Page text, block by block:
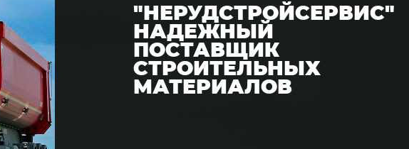
"НЕРУДСТРОЙСЕРВИС"
НАДЕЖНЫЙ
ПОСТАВЩИК
СТРОИТЕЛЬНЫХ
МАТЕРИАЛОВ